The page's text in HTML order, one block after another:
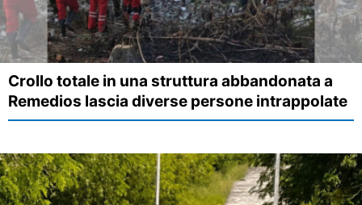
Crollo totale in una struttura abbandonata a
Remedios lascia diverse persone intrappolate